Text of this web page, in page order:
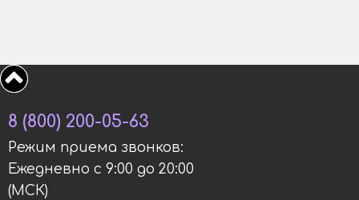
8 (800) 200-05-63
Режим приема звонков:
Ежедневно с 9:00 до 20:00
(МСК)